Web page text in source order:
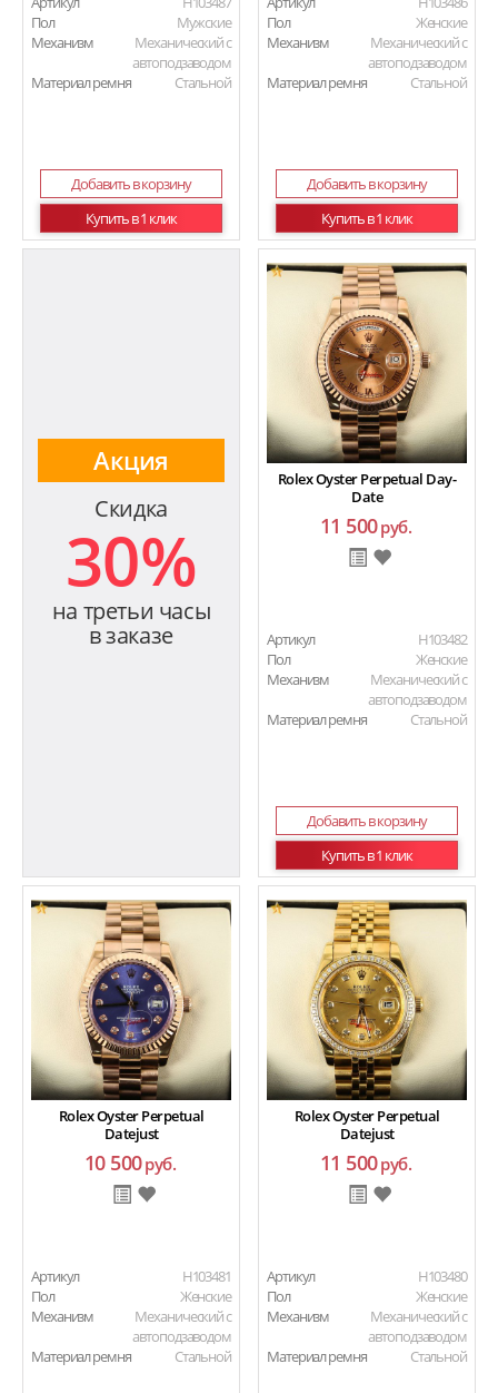
Пол
Мужские
Механизм
Механический с
автоподзаводом
Материал ремня
Стальной
Добавить в корзину
Купить в 1 клик
Пол
Женские
Механизм
Механический с
автоподзаводом
Материал ремня
Стальной
Добавить в корзину
Купить в 1 клик
Акция
Скидка
30%
на третьи часы
в заказе
Rolex Oyster Perpetual Day-
Date
11 500руб.
Артикул
H103482
Пол
Женские
Механизм
Механический с
автоподзаводом
Материал ремня
Стальной
Добавить в корзину
Купить в 1 клик
Rolex Oyster Perpetual
Datejust
10 500руб.
Артикул
H103481
Пол
Женские
Механизм
Механический с
автоподзаводом
Материал ремня
Стальной
Rolex Oyster Perpetual
Datejust
11 500руб.
Артикул
H103480
Пол
Женские
Механизм
Механический с
автоподзаводом
Материал ремня
Стальной